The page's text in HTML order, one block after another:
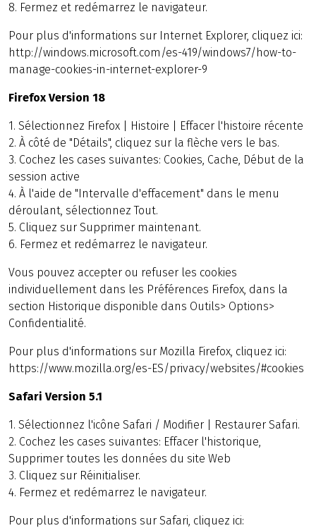
8. Fermez et redémarrez le navigateur.
Pour plus d'informations sur Internet Explorer, cliquez ici:
http://windows.microsoft.com/es-419/windows7/how-to-
manage-cookies-in-internet-explorer-9
Firefox Version 18
1. Sélectionnez Firefox | Histoire | Effacer l'histoire récente
2. À côté de "Détails", cliquez sur la flèche vers le bas.
3. Cochez les cases suivantes: Cookies, Cache, Début de la
session active
4. À l'aide de "Intervalle d'effacement" dans le menu
déroulant, sélectionnez Tout.
5. Cliquez sur Supprimer maintenant.
6. Fermez et redémarrez le navigateur.
Vous pouvez accepter ou refuser les cookies
individuellement dans les Préférences Firefox, dans la
section Historique disponible dans Outils> Options>
Confidentialité.
Pour plus d'informations sur Mozilla Firefox, cliquez ici:
https://www.mozilla.org/es-ES/privacy/websites/#cookies
Safari Version 5.1
1. Sélectionnez l'icône Safari / Modifier | Restaurer Safari.
2. Cochez les cases suivantes: Effacer l'historique,
Supprimer toutes les données du site Web
3. Cliquez sur Réinitialiser.
4. Fermez et redémarrez le navigateur.
Pour plus d'informations sur Safari, cliquez ici: